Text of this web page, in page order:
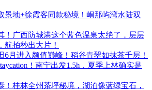
景地+徐霞客同款秘境！峒那屿湾水陆双
！广西防城港这个蓝色温泉太绝了，层层
航拍秒出大片！
6月进入颜值巅峰！稻谷青翠如抹茶千层！
！南宁出发1.5h，夏季上林确实是
！桂林全州茶坪秘境，湖泊像蓝绿宝石，